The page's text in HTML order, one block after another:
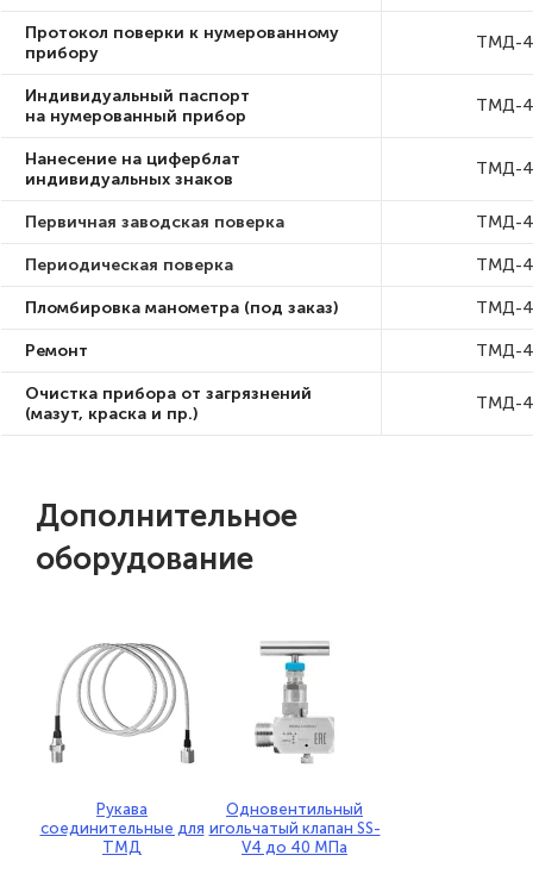
Протокол поверки к нумерованному
прибору
ТМД-
Индивидуальный паспорт
на нумерованный прибор
ТМД-
Нанесение на циферблат
индивидуальных знаков
ТМД-
Первичная заводская поверка ТМД-
Периодическая поверка ТМД-
Пломбировка манометра (под заказ) ТМД-
Ремонт ТМД-
Очистка прибора от загрязнений
(мазут, краска и пр.)
ТМД-
Дополнительное
оборудование
Рукава
соединительные для
ТМД
Одновентильный
игольчатый клапан SS-
V4 до 40 МПа